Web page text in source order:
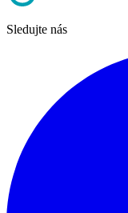
Sledujte nás